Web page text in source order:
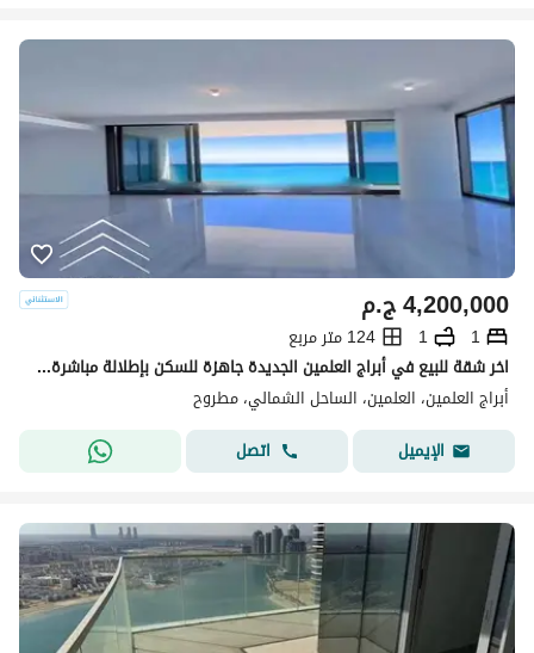
ج.م4,200,000
1
1
124 متر مربع
اخر شقة للبيع في أبراج العلمين الجديدة جاهزة للسكن بإطلالة مباشرة على البحر شقة فندقية فرصة استثمارية في الساحل الشمالي لمصر
أبراج العلمين، العلمين، الساحل الشمالي، مطروح
الإيميل
اتصل